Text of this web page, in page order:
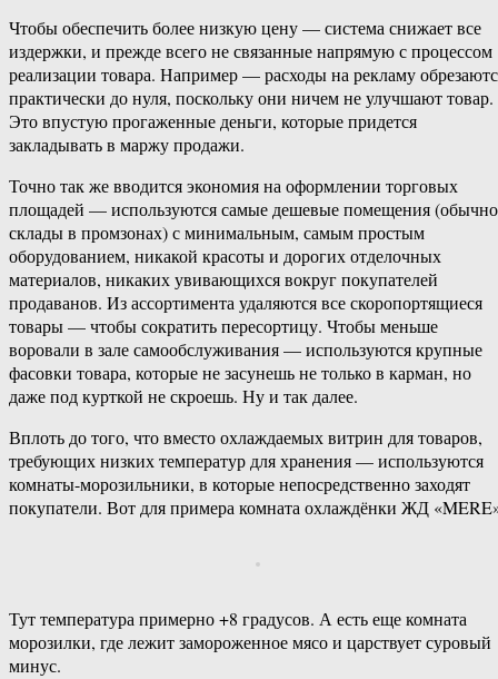
Чтобы обеспечить более низкую цену — система снижает все
издержки, и прежде всего не связанные напрямую с процессом
реализации товара. Например — расходы на рекламу
практически до нуля, поскольку они ничем не улучшают товар.
Это впустую прогаженные деньги, которые придется
закладывать в маржу продажи.
Точно так же вводится экономия на оформлении торговых
площадей — используются самые дешевые помещения (обычно
склады в промзонах) с минимальным, самым простым
оборудованием, никакой красоты и дорогих отделочных
материалов, никаких увивающихся вокруг покупателей
продаванов. Из ассортимента удаляются все скоропортящиеся
товары — чтобы сократить пересортицу. Чтобы меньше
воровали в зале самообслуживания — используются крупные
фасовки товара, которые не засунешь не только в карман, но
даже под курткой не скроешь. Ну и так далее.
Вплоть до того, что вместо охлаждаемых витрин для товаров,
требующих низких температур для хранения — используются
комнаты-морозильники, в которые непосредственно заходят
покупатели. Вот для примера комната охлаждёнки ЖД
Тут температура примерно +8 градусов. А есть еще комната
морозилки, где лежит замороженное мясо и царствует суровый
минус.